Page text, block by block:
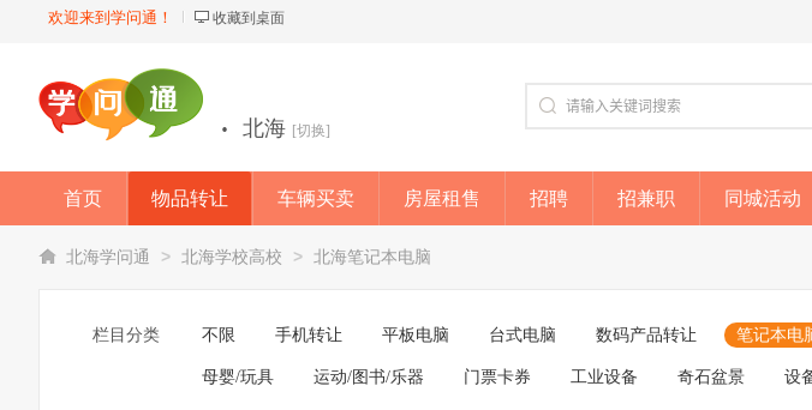
欢迎来到学问通！ 收藏到桌面
· 北海 [切换]
首页 物品转让 车辆买卖 房屋租售 招聘 招兼职 同城活动
店铺
北海学问通 > 北海学校高校 > 北海笔记本电脑
栏目分类 不限 手机转让 平板电脑 台式电脑 数码产品转让 笔记本电
母婴/玩具 运动/图书/乐器 门票卡券 工业设备 奇石盆景 设